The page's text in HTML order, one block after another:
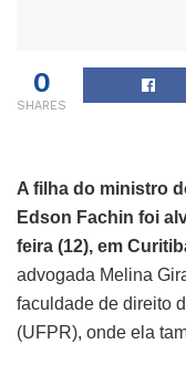
0
SHARES
A filha do ministro
Edson Fachin foi
feira (12), em
advogada Melina
faculdade de direito
(UFPR), onde ela